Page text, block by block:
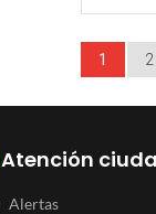
1 2
Atención
Alertas